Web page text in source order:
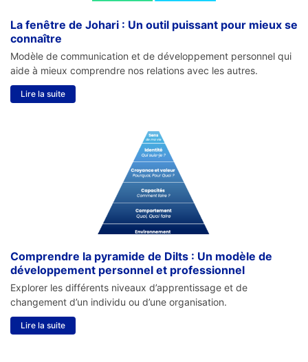
La fenêtre de Johari : Un outil puissant pour mieux se
connaître
Modèle de communication et de développement personnel qui
aide à mieux comprendre nos relations avec les autres.
Lire la suite
Comprendre la pyramide de Dilts : Un modèle de
développement personnel et professionnel
Explorer les différents niveaux d’apprentissage et de
changement d’un individu ou d’une organisation.
Lire la suite